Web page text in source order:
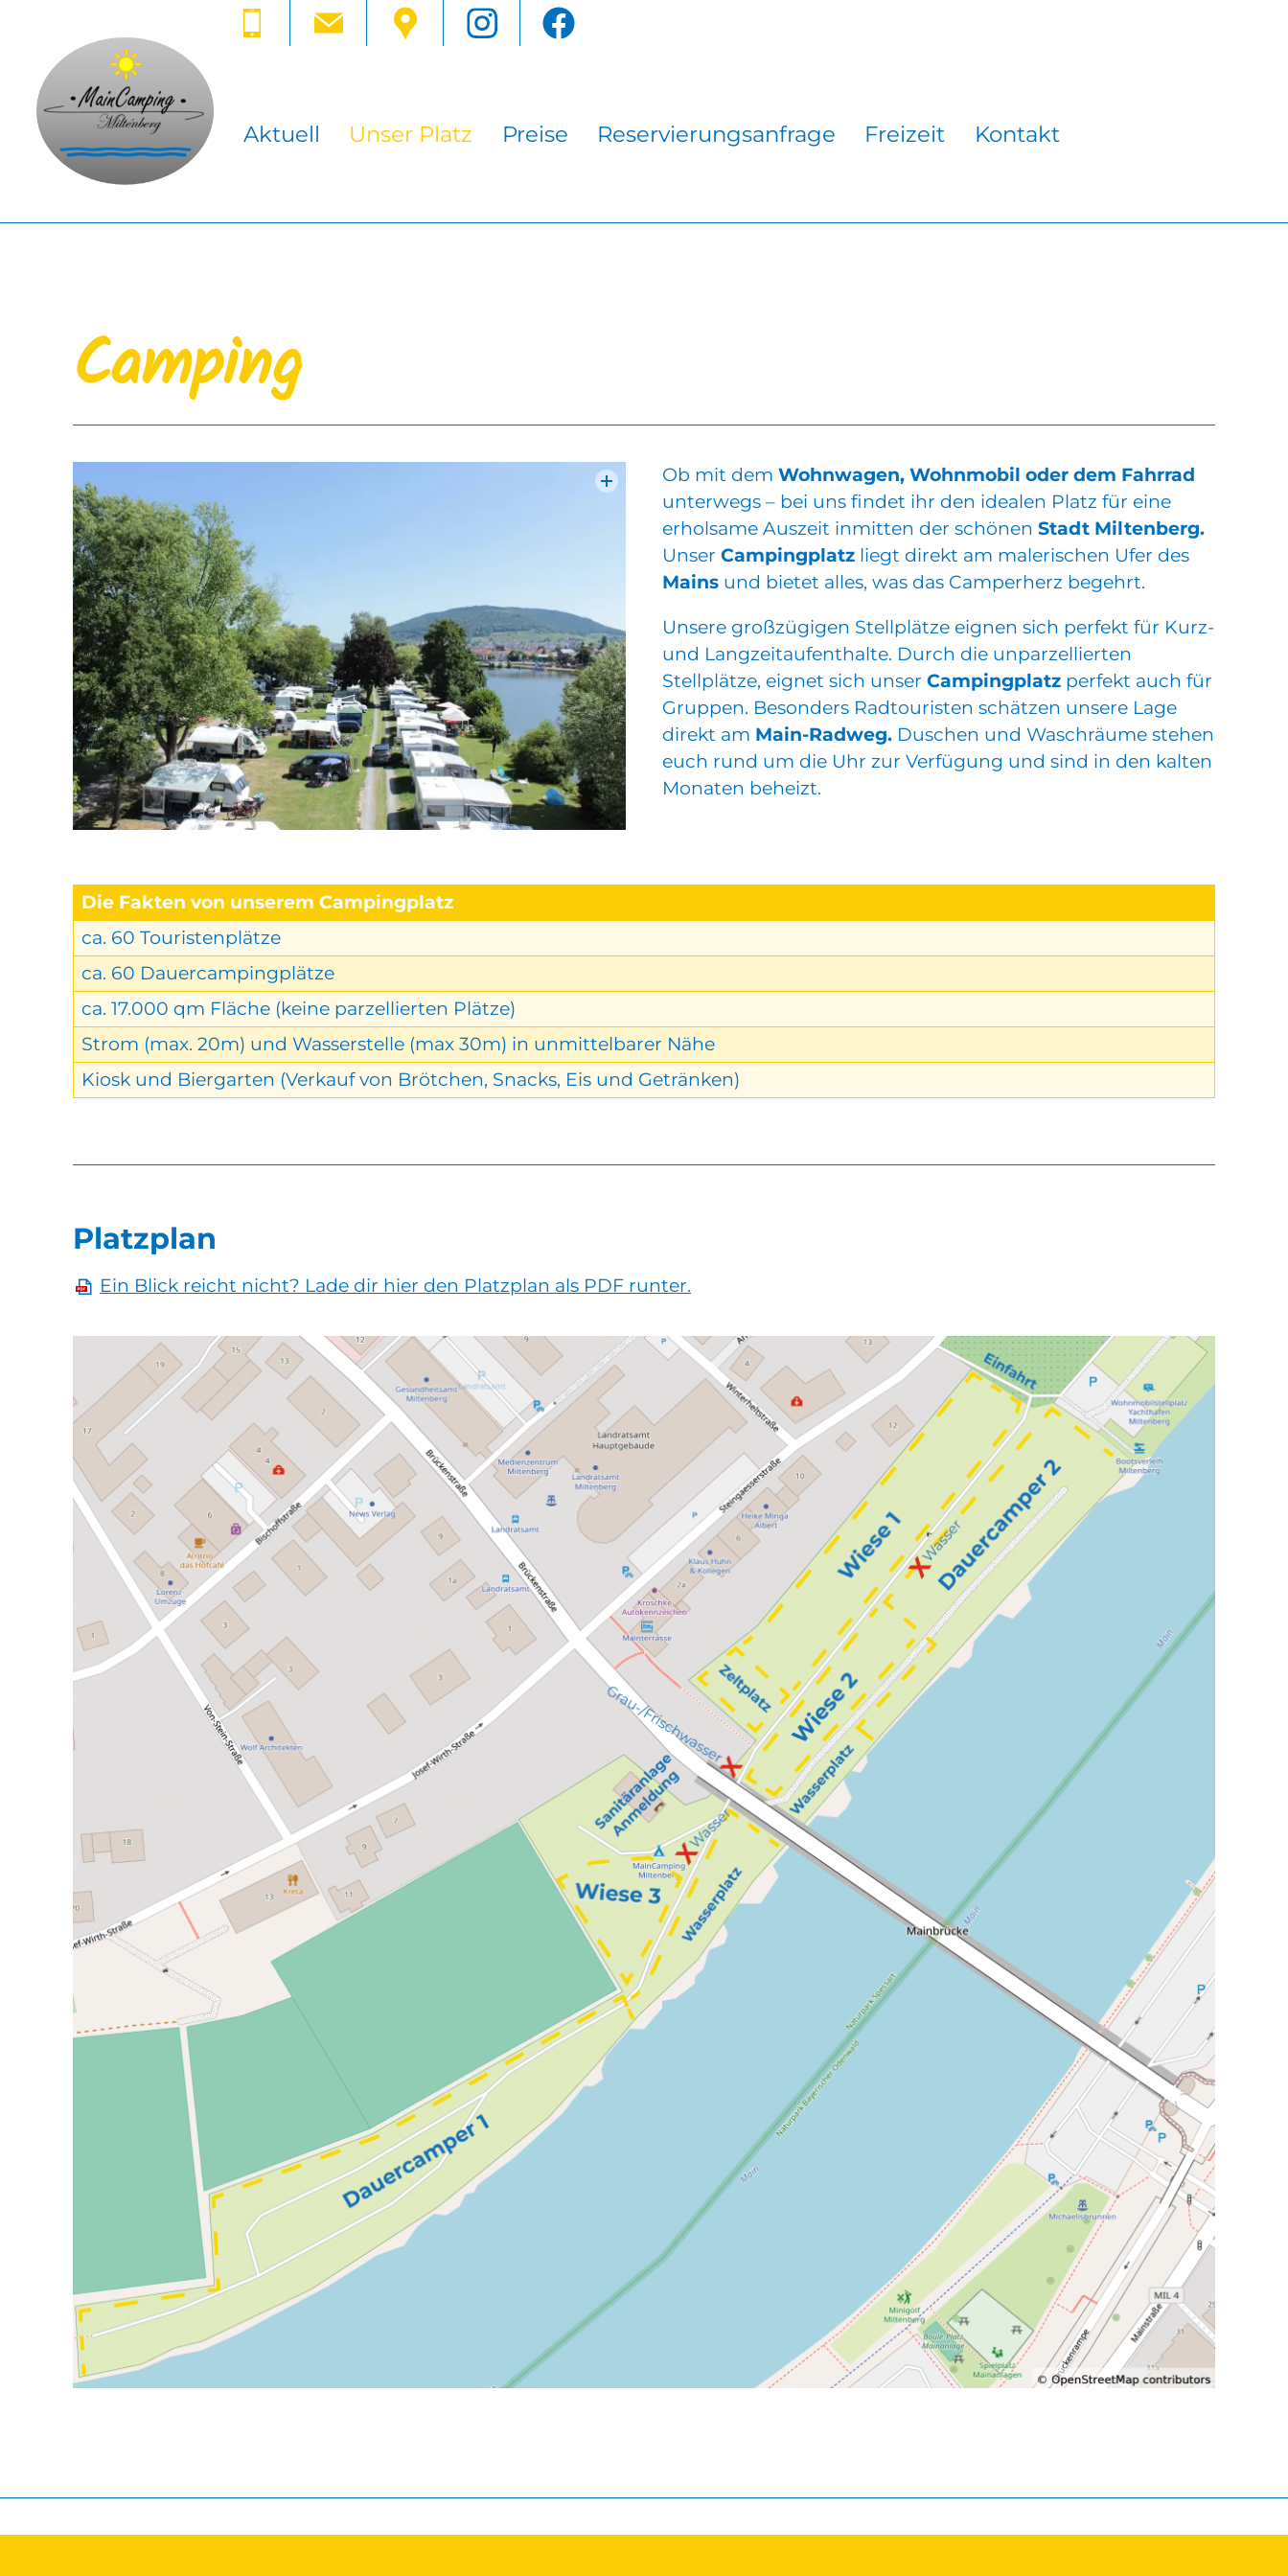
Aktuell Unser Platz Preise Reservierungsanfrage Freizeit Kontakt
Camping
Ob mit dem Wohnwagen, Wohnmobil oder dem Fahrrad
unterwegs – bei uns findet ihr den idealen Platz für eine
erholsame Auszeit inmitten der schönen Stadt Miltenberg.
Unser Campingplatz liegt direkt am malerischen Ufer des
Mains und bietet alles, was das Camperherz begehrt.
Unsere großzügigen Stellplätze eignen sich perfekt für Kurz-
und Langzeitaufenthalte. Durch die unparzellierten
Stellplätze, eignet sich unser Campingplatz perfekt auch für
Gruppen. Besonders Radtouristen schätzen unsere Lage
direkt am Main-Radweg. Duschen und Waschräume stehen
euch rund um die Uhr zur Verfügung und sind in den kalten
Monaten beheizt.
Die Fakten von unserem Campingplatz
ca. 60 Touristenplätze
ca. 60 Dauercampingplätze
ca. 17.000 qm Fläche (keine parzellierten Plätze)
Strom (max. 20m) und Wasserstelle (max 30m) in unmittelbarer Nähe
Kiosk und Biergarten (Verkauf von Brötchen, Snacks, Eis und Getränken)
Platzplan
Ein Blick reicht nicht? Lade dir hier den Platzplan als PDF runter.